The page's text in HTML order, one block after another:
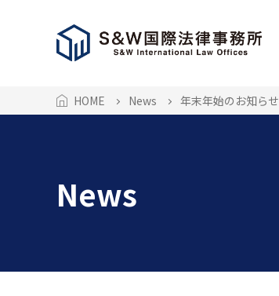
HOME News 年末年始のお知らせ
News